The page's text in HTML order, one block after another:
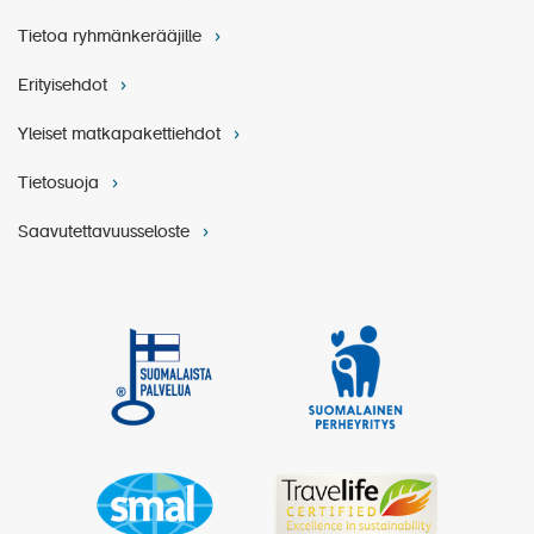
Tietoa ryhmänkerääjille
Erityisehdot
Yleiset matkapakettiehdot
Tietosuoja
Saavutettavuusseloste